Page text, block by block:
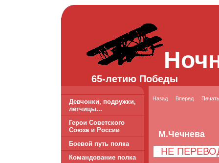
65-летию Победы
Девчонки, подружки,
летчицы...
Герои Советского
Союза и России
Боевой путь полка
Командование полка
Назад Вперед Печать
М.Чечнева
НЕ